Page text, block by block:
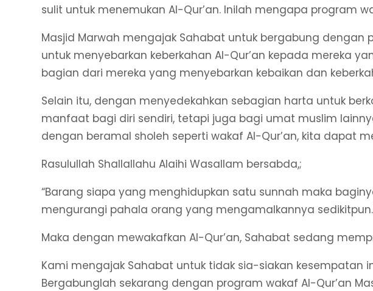
sulit untuk menemukan Al-Qur’an. Inilah mengapa program
Masjid Marwah mengajak Sahabat untuk bergabung
untuk menyebarkan keberkahan Al-Qur’an kepada mereka
bagian dari mereka yang menyebarkan kebaikan dan
Selain itu, dengan menyedekahkan sebagian harta untuk
manfaat bagi diri sendiri, tetapi juga bagi umat muslim
dengan beramal sholeh seperti wakaf Al-Qur’an, kita dapat
Rasulullah Shallallahu Alaihi Wasallam bersabda,;
“Barang siapa yang menghidupkan satu sunnah maka
mengurangi pahala orang yang mengamalkannya
Maka dengan mewakafkan Al-Qur’an, Sahabat sedang
Kami mengajak Sahabat untuk tidak sia-siakan
Bergabunglah sekarang dengan program wakaf Al-Qur’an